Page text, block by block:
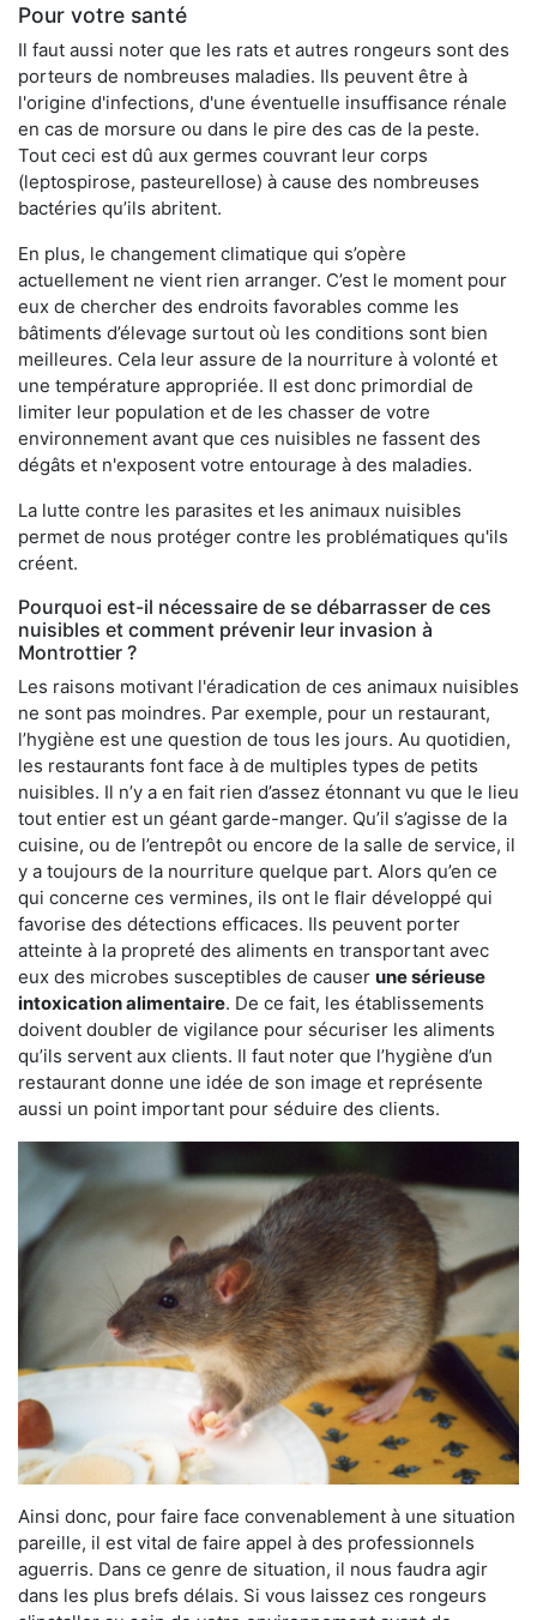
Pour votre santé
Il faut aussi noter que les rats et autres rongeurs sont des
porteurs de nombreuses maladies. Ils peuvent être à
l'origine d'infections, d'une éventuelle insuffisance rénale
en cas de morsure ou dans le pire des cas de la peste.
Tout ceci est dû aux germes couvrant leur corps
(leptospirose, pasteurellose) à cause des nombreuses
bactéries qu’ils abritent.
En plus, le changement climatique qui s’opère
actuellement ne vient rien arranger. C’est le moment pour
eux de chercher des endroits favorables comme les
bâtiments d’élevage surtout où les conditions sont bien
meilleures. Cela leur assure de la nourriture à volonté et
une température appropriée. Il est donc primordial de
limiter leur population et de les chasser de votre
environnement avant que ces nuisibles ne fassent des
dégâts et n'exposent votre entourage à des maladies.
La lutte contre les parasites et les animaux nuisibles
permet de nous protéger contre les problématiques qu'ils
créent.
Pourquoi est-il nécessaire de se débarrasser de ces
nuisibles et comment prévenir leur invasion à
Montrottier ?
Les raisons motivant l'éradication de ces animaux nuisibles
ne sont pas moindres. Par exemple, pour un restaurant,
l’hygiène est une question de tous les jours. Au quotidien,
les restaurants font face à de multiples types de petits
nuisibles. Il n’y a en fait rien d’assez étonnant vu que le lieu
tout entier est un géant garde-manger. Qu’il s’agisse de la
cuisine, ou de l’entrepôt ou encore de la salle de service, il
y a toujours de la nourriture quelque part. Alors qu’en ce
qui concerne ces vermines, ils ont le flair développé qui
favorise des détections efficaces. Ils peuvent porter
atteinte à la propreté des aliments en transportant avec
eux des microbes susceptibles de causer une sérieuse
intoxication alimentaire. De ce fait, les établissements
doivent doubler de vigilance pour sécuriser les aliments
qu’ils servent aux clients. Il faut noter que l’hygiène d’un
restaurant donne une idée de son image et représente
aussi un point important pour séduire des clients.
Ainsi donc, pour faire face convenablement à une situation
pareille, il est vital de faire appel à des professionnels
aguerris. Dans ce genre de situation, il nous faudra agir
dans les plus brefs délais. Si vous laissez ces rongeurs